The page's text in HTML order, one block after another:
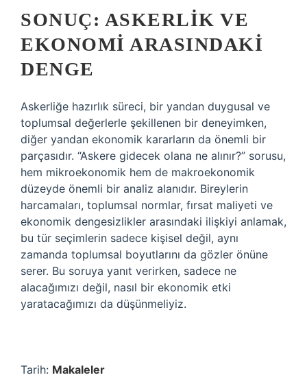
SONUÇ: ASKERLIK VE
EKONOMI ARASINDAKI
DENGE
Askerliğe hazırlık süreci, bir yandan duygusal ve
toplumsal değerlerle şekillenen bir deneyimken,
diğer yandan ekonomik kararların da önemli bir
parçasıdır. “Askere gidecek olana ne alınır?” sorusu,
hem mikroekonomik hem de makroekonomik
düzeyde önemli bir analiz alanıdır. Bireylerin
harcamaları, toplumsal normlar, fırsat maliyeti ve
ekonomik dengesizlikler arasındaki ilişkiyi anlamak,
bu tür seçimlerin sadece kişisel değil, aynı
zamanda toplumsal boyutlarını da gözler önüne
serer. Bu soruya yanıt verirken, sadece ne
alacağımızı değil, nasıl bir ekonomik etki
yaratacağımızı da düşünmeliyiz.
Tarih: Makaleler